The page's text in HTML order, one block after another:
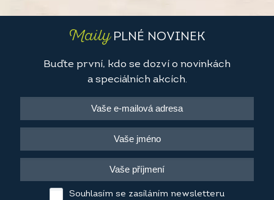
MailyPLNÉ NOVINEK
Buďte první, kdo se dozví o novinkách
a speciálních akcích.
Souhlasím se zasíláním newsletteru